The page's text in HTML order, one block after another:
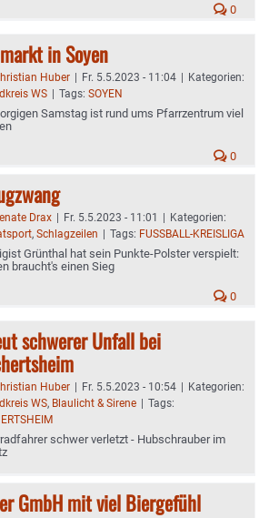
0
in Soyen
Huber | Fr. 5.5.2023 - 11:04 | Kategorien:
WS | Tags: SOYEN
Samstag ist rund ums Pfarrzentrum viel
0
Drax | Fr. 5.5.2023 - 11:01 | Kategorien:
, Schlagzeilen | Tags: FUSSBALL-KREISLIGA
Grünthal hat sein Punkte-Polster verspielt:
braucht's einen Sieg
0
schwerer Unfall bei
Huber | Fr. 5.5.2023 - 10:54 | Kategorien:
WS, Blaulicht & Sirene | Tags:
schwer verletzt - Hubschrauber im
GmbH mit viel Biergefühl